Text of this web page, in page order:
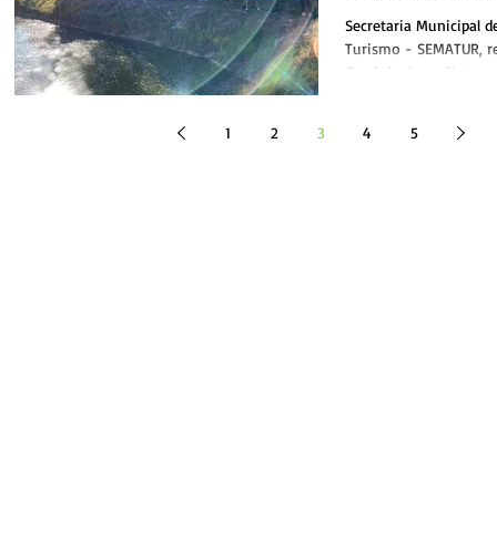
Secretaria Municipal
Turismo - SEMATUR,
Caminhada na
1
2 3 4 5